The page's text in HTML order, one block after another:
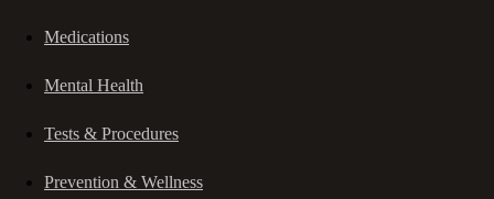
Medications
Mental Health
Tests & Procedures
Prevention & Wellness